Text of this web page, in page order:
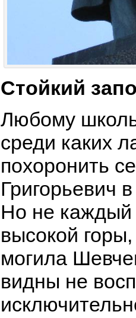
Стойкий
Любому
среди каких
похоронить
Григорьевич
Но не каждый
высокой
могила
видны не